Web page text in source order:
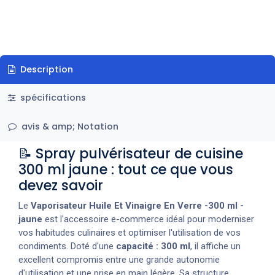
Description
spécifications
avis & amp; Notation
📝 Spray pulvérisateur de cuisine
300 ml jaune : tout ce que vous
devez savoir
Le Vaporisateur Huile Et Vinaigre En Verre -300 ml -
jaune est l'accessoire e-commerce idéal pour moderniser
vos habitudes culinaires et optimiser l'utilisation de vos
condiments. Doté d'une capacité : 300 ml, il affiche un
excellent compromis entre une grande autonomie